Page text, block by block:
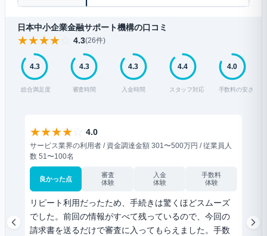
日本中小企業金融サポート機構の口コミ
★★★★ 4.3(26件)
4.3
総合満足度
4.3
審査時間
4.3
入金時間
4.4
スタッフ対応
4.0
手数料の安さ
★★★★☆ 4.0
サービス業界の利用者 / 資金調達金額 301〜500万円 / 従業員人
数 51〜100名
良かった点
審査
体験
入金
体験
手数料
体験
リピート利用だったため、手続きは驚くほどスムーズ
でした。前回の情報がすべて残っているので、今回の
請求書を送るだけで審査に入ってもらえました。手数
一
し」